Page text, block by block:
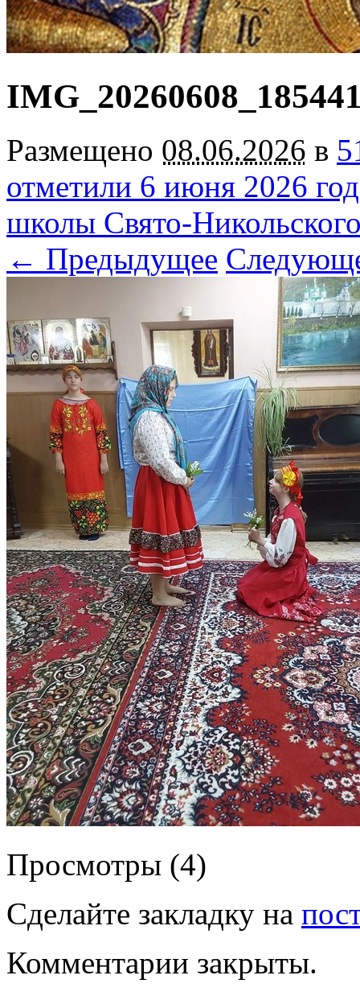
Размещено 08.06.2026 в
отметили 6 июня 2026
школы Свято-
← Предыдущее
Просмотры (4)
Сделайте закладку на
Комментарии закрыты.